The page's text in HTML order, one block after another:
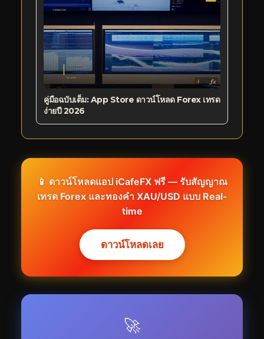
คู่มือฉบับเต็ม: App Store ดาวน์โหลด Forex เทรด
ง่ายปี 2026
📱 ดาวน์โหลดแอป iCafeFX ฟรี — รับสัญญาณ
เทรด Forex และทองคำ XAU/USD แบบ Real-
time
ดาวน์โหลดเลย
🚀